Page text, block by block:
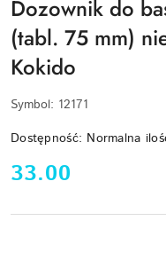
Dozownik do
(tabl. 75 mm)
Kokido
Symbol: 12171
Dostępność: Normalna
cena:
33.00